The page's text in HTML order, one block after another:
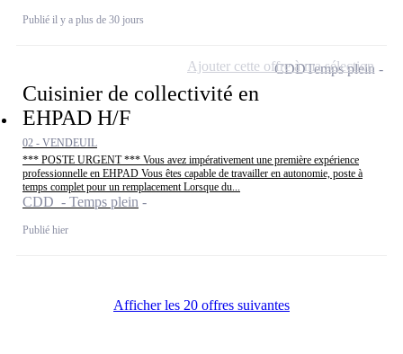
Publié il y a plus de 30 jours
Cuisinier de collectivité en
EHPAD H/F
02 - VENDEUIL
*** POSTE URGENT *** Vous avez impérativement une première expérience
professionnelle en EHPAD Vous êtes capable de travailler en autonomie, poste à
temps complet pour un remplacement Lorsque du...
CDD - Temps plein
Publié hier
CDDTemps plein
Ajouter cette offre à ma sélection
Afficher les 20 offres suivantes